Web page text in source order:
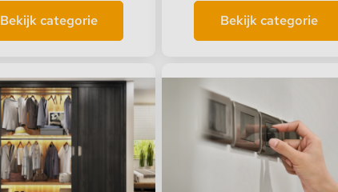
Bekijk categorie Bekijk categorie